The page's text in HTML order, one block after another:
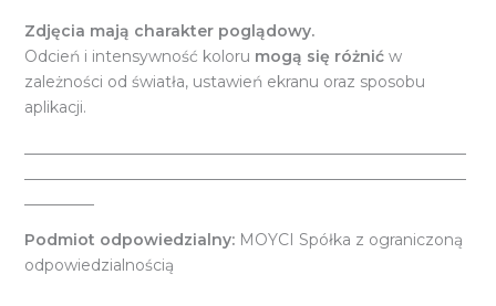
Zdjęcia mają charakter poglądowy.
Odcień i intensywność koloru mogą się różnićw
zależności od światła, ustawień ekranu oraz sposobu
aplikacji.
Podmiot odpowiedzialny:MOYCI Spółka z ograniczoną
odpowiedzialnością